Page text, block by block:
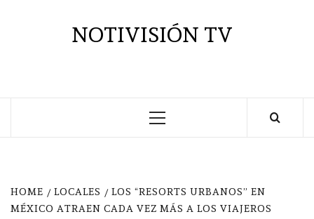
NOTIVISIÓN TV
Menú
HOME LOCALES
LOS “RESORTS URBANOS” EN
MÉXICO ATRAEN CADA VEZ MÁS A LOS VIAJEROS